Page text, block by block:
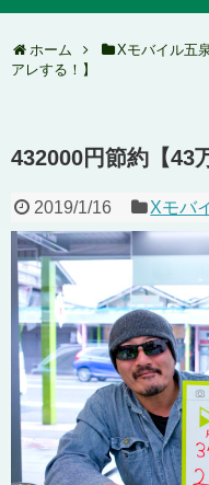
ホーム Xモバイル五
アレする！】
432000円節約【43
2019/1/16 Xモバ